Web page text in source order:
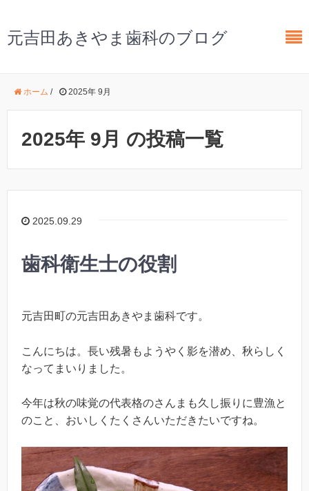
元吉田あきやま歯科のブログ
ホーム / 2025年 9月
2025年 9月 の投稿一覧
2025.09.29
歯科衛生士の役割
元吉田町の元吉田あきやま歯科です。
こんにちは。長い残暑もようやく影を潜め、秋らしく
なってまいりました。
今年は秋の味覚の代表格のさんまも久し振りに豊漁と
のこと、おいしくたくさんいただきたいですね。